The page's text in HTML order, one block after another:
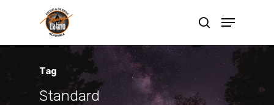
Tag
Standard